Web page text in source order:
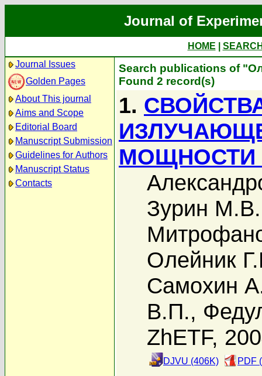
Journal of
HOME
Journal Issues
Golden Pages
About This journal
Aims and Scope
Editorial Board
Manuscript Submission
Guidelines for Authors
Manuscript Status
Contacts
Search publications of
Found 2 record(s)
1.
МОЩНОСТИ
Зурин М.В.
Олейник
Самохин
В.П.,
ZhETF,
DJVU (406K) PDF